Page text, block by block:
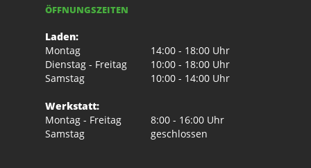
ÖFFNUNGSZEITEN
Laden:
Montag
14:00 - 18:00 Uhr
Dienstag - Freitag
10:00 - 18:00 Uhr
Samstag
10:00 - 14:00 Uhr
Werkstatt:
Montag - Freitag
8:00 - 16:00 Uhr
Samstag
geschlossen